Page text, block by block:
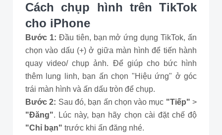
Cách chụp hình trên TikTok
cho iPhone
Bước 1: Đầu tiên, bạn mở ứng dụng TikTok, ấn
chọn vào dấu (+) ở giữa màn hình để tiến hành
quay video/ chụp ảnh. Để giúp cho bức hình
thêm lung linh, bạn ấn chọn "Hiệu ứng" ở góc
trái màn hình và ấn dấu tròn để chụp.
Bước 2: Sau đó, bạn ấn chọn vào mục "Tiếp" >
"Đăng". Lúc này, bạn hãy chọn cài đặt chế độ
"Chỉ bạn" trước khi ấn đăng nhé.